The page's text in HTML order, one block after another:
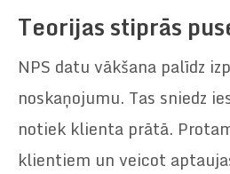
Teorijas stiprās
NPS datu vākšana palīdz
noskaņojumu. Tas sniedz
notiek klienta prātā.
klientiem un veicot